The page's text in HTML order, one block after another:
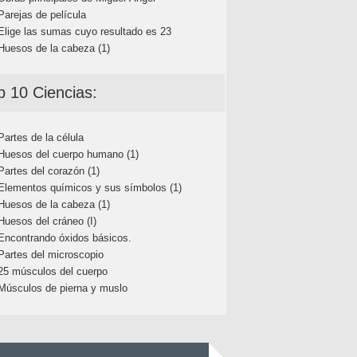
de película
las sumas cuyo resultado es 23
de la cabeza (1)
10 Ciencias:
de la célula
del cuerpo humano (1)
del corazón (1)
químicos y sus símbolos (1)
de la cabeza (1)
del cráneo (I)
óxidos básicos.
del microscopio
músculos del cuerpo
de pierna y muslo